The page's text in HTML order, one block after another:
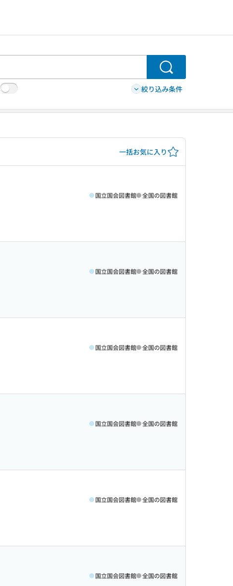
検索
絞り込み条件
一括お気に入り
国立国会図書館 全国の図書館
国立国会図書館 全国の図書館
国立国会図書館 全国の図書館
国立国会図書館 全国の図書館
国立国会図書館 全国の図書館
国立国会図書館 全国の図書館